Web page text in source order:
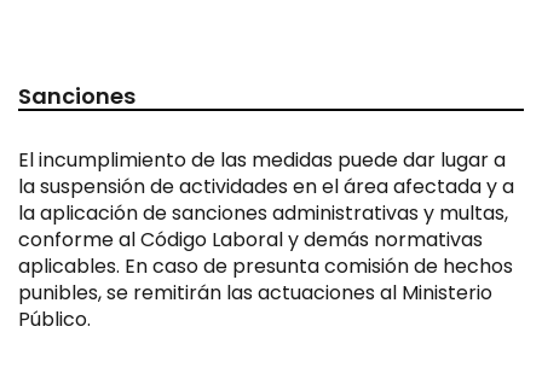
Sanciones
El incumplimiento de las medidas puede dar lugar a
la suspensión de actividades en el área afectada y a
la aplicación de sanciones administrativas y multas,
conforme al Código Laboral y demás normativas
aplicables. En caso de presunta comisión de hechos
punibles, se remitirán las actuaciones al Ministerio
Público.